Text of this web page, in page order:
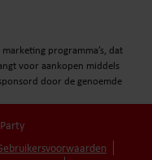
programma’s, dat
voor aankopen middels
door de genoemde